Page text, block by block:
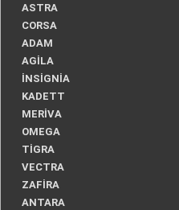
ASTRA
CORSA
ADAM
AGİLA
İNSİGNİA
KADETT
MERİVA
OMEGA
TİGRA
VECTRA
ZAFİRA
ANTARA